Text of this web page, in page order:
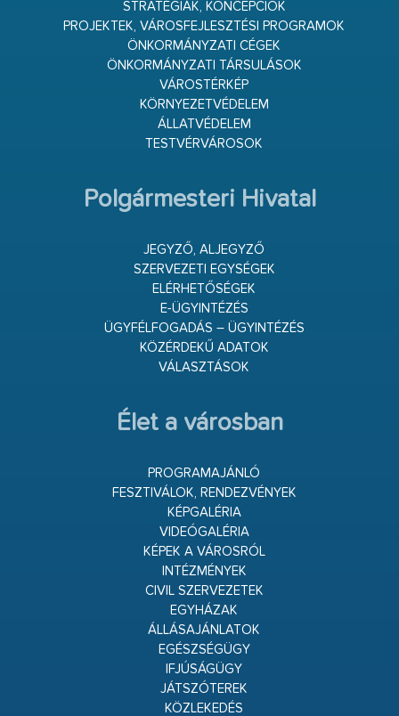
STRATÉGIÁK, KONCEPCIÓK
PROJEKTEK, VÁROSFEJLESZTÉSI PROGRAMOK
ÖNKORMÁNYZATI CÉGEK
ÖNKORMÁNYZATI TÁRSULÁSOK
VÁROSTÉRKÉP
KÖRNYEZETVÉDELEM
ÁLLATVÉDELEM
TESTVÉRVÁROSOK
Polgármesteri Hivatal
JEGYZŐ, ALJEGYZŐ
SZERVEZETI EGYSÉGEK
ELÉRHETŐSÉGEK
E-ÜGYINTÉZÉS
ÜGYFÉLFOGADÁS – ÜGYINTÉZÉS
KÖZÉRDEKŰ ADATOK
VÁLASZTÁSOK
Élet a városban
PROGRAMAJÁNLÓ
FESZTIVÁLOK, RENDEZVÉNYEK
KÉPGALÉRIA
VIDEÓGALÉRIA
KÉPEK A VÁROSRÓL
INTÉZMÉNYEK
CIVIL SZERVEZETEK
EGYHÁZAK
ÁLLÁSAJÁNLATOK
EGÉSZSÉGÜGY
IFJÚSÁGÜGY
JÁTSZÓTEREK
KÖZLEKEDÉS